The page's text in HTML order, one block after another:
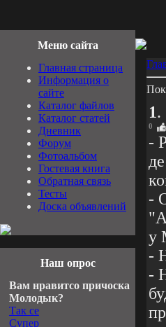
Меню сайта
Главная страница
Информация о
сайте
Каталог файлов
Каталог статей
Дневник
Форум
Фотоальбом
Гостевая книга
Обратная связь
Тесты
Доска объявлений
Наш опрос
Вам нравитсо причоска
Молодык?
Так се
Супер
1.
0
-
-
у
-
-